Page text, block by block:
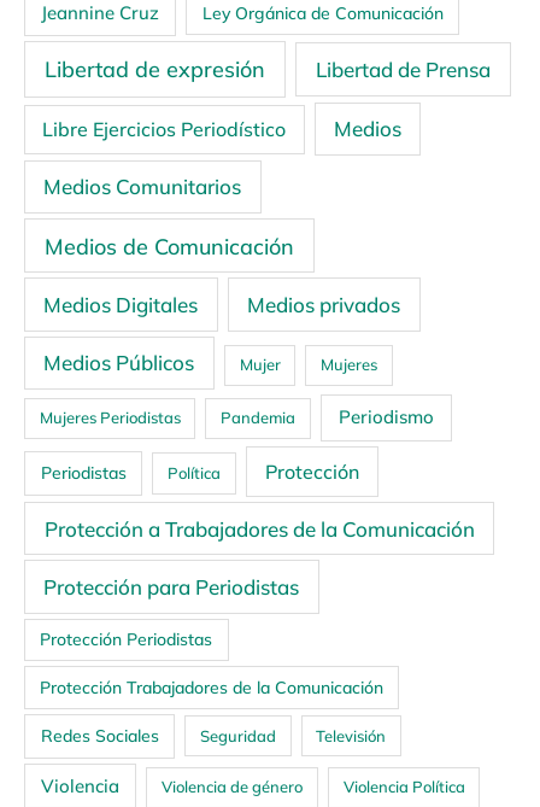
Jeannine Cruz Ley Orgánica de Comunicación
Libertad de expresión Libertad de Prensa
Libre Ejercicios Periodístico Medios
Medios Comunitarios
Medios de Comunicación
Medios Digitales Medios privados
Medios Públicos Mujer Mujeres
Mujeres Periodistas Pandemia Periodismo
Periodistas Política Protección
Protección a Trabajadores de la Comunicación
Protección para Periodistas
Protección Periodistas
Protección Trabajadores de la Comunicación
Redes Sociales Seguridad Televisión
Violencia Violencia de género Violencia Política